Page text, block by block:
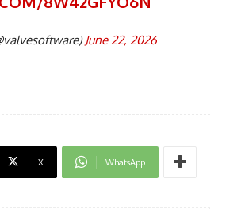
June 22, 2026
X WhatsApp